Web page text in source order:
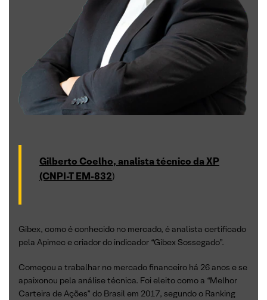
Gilberto Coelho, analista técnico da XP
(CNPI-T EM-832)
Gibex, como é conhecido no mercado, é analista certificado
pela Apimec e criador do indicador “Gibex Sossegado”.
Começou a trabalhar no mercado financeiro há 26 anos e se
apaixonou pela análise técnica. Foi eleito como a “Melhor
Carteira de Ações” do Brasil em 2017, segundo o Ranking